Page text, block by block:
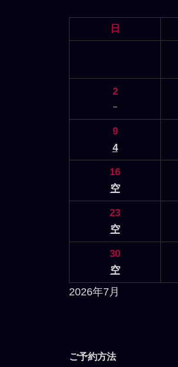
日
2
－
9
4
16
空
23
空
30
空
2026年7月
ご予約方法